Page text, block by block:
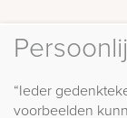
“Ieder
voorbeelden